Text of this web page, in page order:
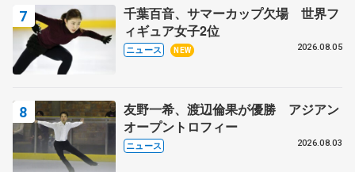
千葉百音、サマーカップ欠場 世界フ
ィギュア女子2位
ニュース NEW 2026.08.05
友野一希、渡辺倫果が優勝 アジアン
オープントロフィー
ニュース 2026.08.03